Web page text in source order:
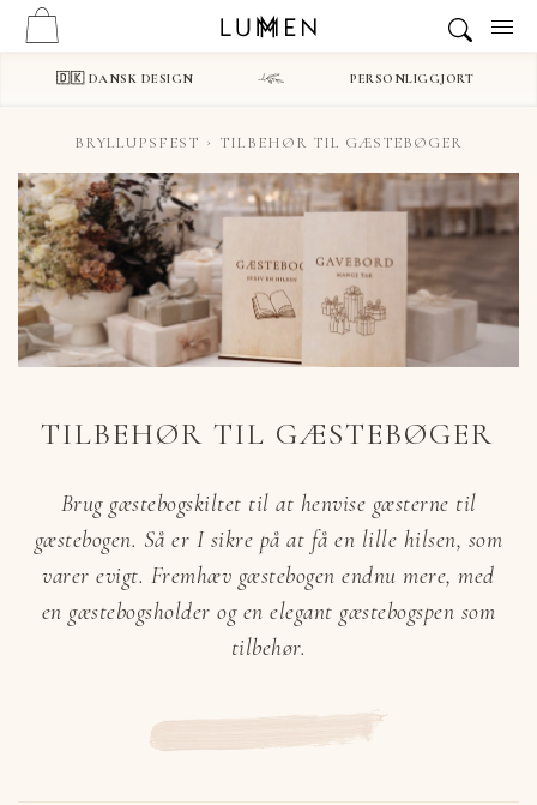
🇩🇰 DANSK DESIGN PERSONLIGGJORT
BRYLLUPSFEST TILBEHØR TIL GÆSTEBØGER
TILBEHØR TIL GÆSTEBØGER
Brug gæstebogskiltet til at henvise gæsterne til
gæstebogen. Så er I sikre på at få en lille hilsen, som
varer evigt. Fremhæv gæstebogen endnu mere, med
en gæstebogsholder og en elegant gæstebogspen som
tilbehør.